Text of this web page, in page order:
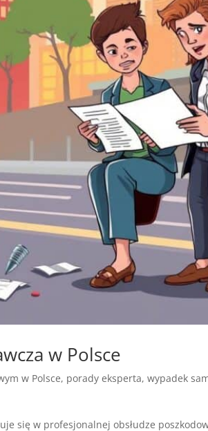
w Polsce
w Polsce, porady eksperta,wypadek
się w profesjonalnej obsłudze